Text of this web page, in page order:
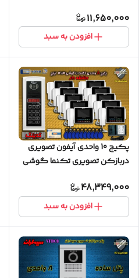
کارتی ستونی
11,650,000
افزودن به سبد
پکیج 10 واحدی آیفون تصویری
دربازکن تصویری تکنما گوشی
کدینگ لمسی E35 SC
48,349,000
افزودن به سبد